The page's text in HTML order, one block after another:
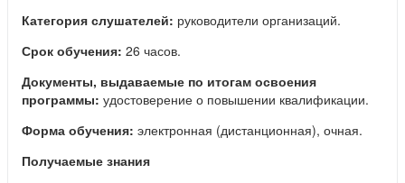
Категория слушателей: руководители организаций.
Срок обучения: 26 часов.
Документы, выдаваемые по итогам освоения
программы: удостоверение о повышении квалификации.
Форма обучения: электронная (дистанционная), очная.
Получаемые знания